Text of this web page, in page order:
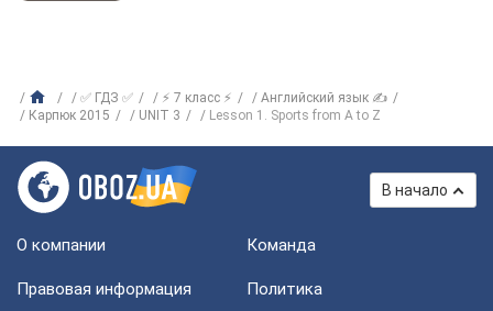
✅ ГДЗ ✅ ⚡ 7 класс ⚡
Английский язык ✍
Карпюк 2015
UNIT 3 Lesson 1. Sports from A to Z
В начало
О компании Команда
Правовая информация
Политика